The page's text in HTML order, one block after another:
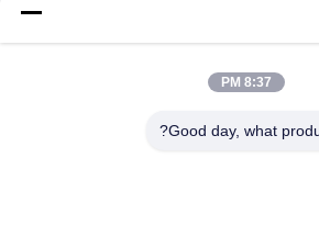
8:37 PM
Good day, what